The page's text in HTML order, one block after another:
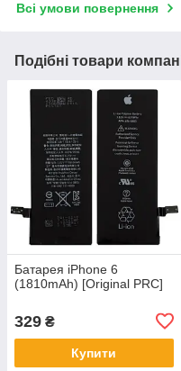
Всі умови повернення
Подібні товари
Батарея iPhone 6
(1810mAh) [Original PRC]
329 ₴
Купити